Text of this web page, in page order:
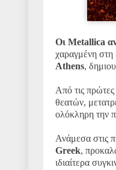
Οι Metallica
χαραγμένη στη
Athens,
Από τις
θεατών,
ολόκληρη την
Ανάμεσα στις
Greek,
ιδιαίτερα